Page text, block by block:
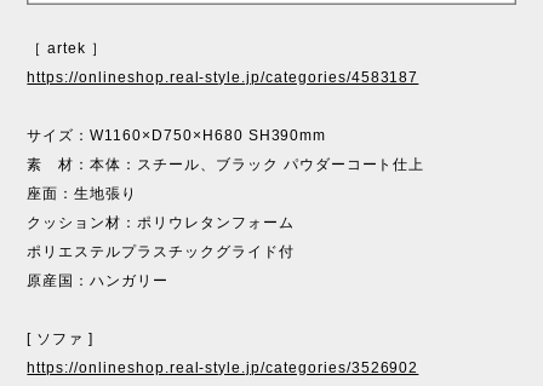
［ artek ］
https://onlineshop.real-style.jp/categories/4583187
サイズ：W1160×D750×H680 SH390mm
素 材：本体：スチール、ブラック パウダーコート仕上
座面：生地張り
クッション材：ポリウレタンフォーム
ポリエステルプラスチックグライド付
原産国：ハンガリー
[ ソファ ]
https://onlineshop.real-style.jp/categories/3526902